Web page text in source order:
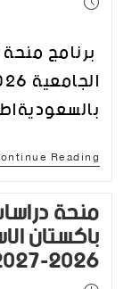
برنامج
Reading
منحة
باكستان
2026-2027